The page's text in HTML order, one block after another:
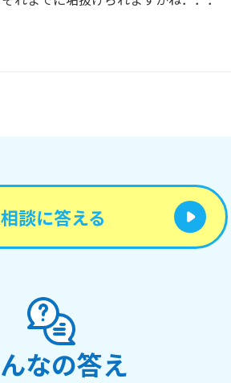
談に答える
なの答え